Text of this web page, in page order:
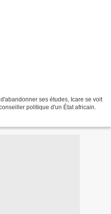
ses études, Icare se voit
politique d'un État africain.